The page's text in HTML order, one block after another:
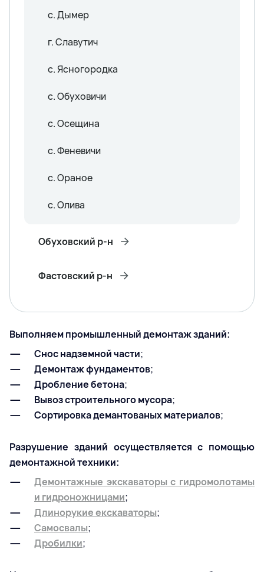
Выполняем промышленный демонтаж зданий:
Снос надземной части;
Демонтаж фундаментов;
Дробление бетона;
Вывоз строительного мусора;
Сортировка демантованых материалов;
Разрушение зданий осуществляется с помощью
демонтажной техники:
Демонтажные экскаваторы с гидромолотамы
и гидроножницами;
Длинорукие екскаваторы;
Самосвалы;
Дробилки;
с. Дымер
г. Славутич
с. Ясногородка
с. Обуховичи
с. Осещина
с. Феневичи
с. Ораное
с. Олива
Обуховский р-н
Фастовский р-н